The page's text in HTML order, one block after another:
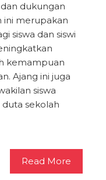
dukungan
ini merupakan
siswa dan siswi
kemampuan
Ajang ini juga
siswa
sekolah
Read More